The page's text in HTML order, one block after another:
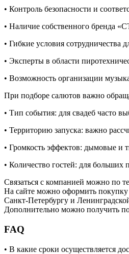
• Контроль безопасности и
• Наличие собственного бренда
• Гибкие условия сотрудничества
• Эксперты в области
• Возможность организации
При подборе салютов важно
• Тип события: для свадеб часто
• Территорию запуска: важно
• Громкость эффектов: дымовые и
• Количество гостей: для больших
Связаться с компанией можно по
На сайте можно оформить покупку
Санкт-Петербургу и
Дополнительно можно получить
FAQ
• В какие сроки осуществляется